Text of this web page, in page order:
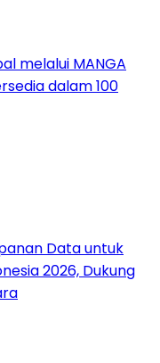
melalui MANGA
dalam 100
Data untuk
2026, Dukung